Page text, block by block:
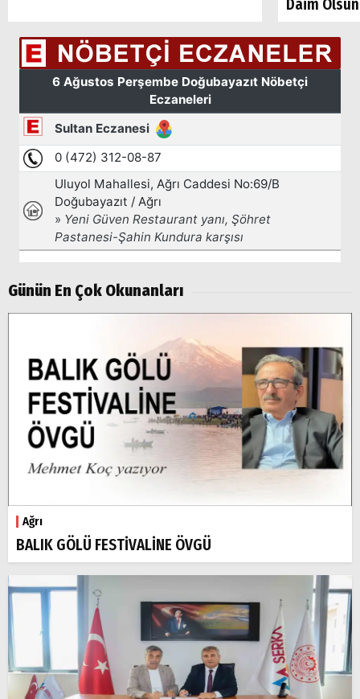
Daim
Günün En Çok Okunanları
Ağrı
BALIK GÖLÜ FESTİVALİNE ÖVGÜ
Arama
Ağrı
Doğubayazıt